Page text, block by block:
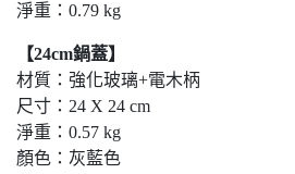
淨重：0.79 kg
【24cm鍋蓋】
材質：強化玻璃+電木柄
尺寸：24 X 24 cm
淨重：0.57 kg
顏色：灰藍色